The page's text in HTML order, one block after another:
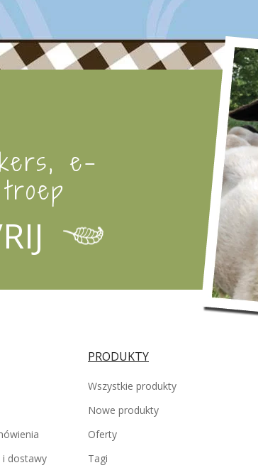
e-
i dostawy
PRODUKTY
Wszystkie produkty
Nowe produkty
Oferty
Tagi